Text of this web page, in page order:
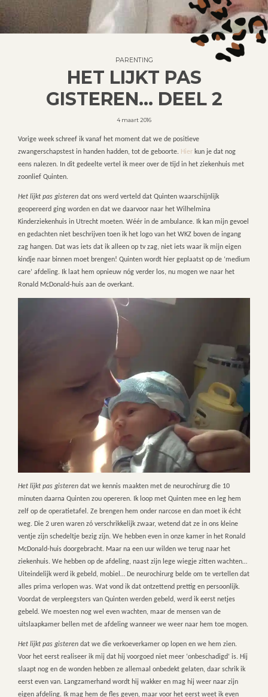
PARENTING
HET LIJKT PAS
GISTEREN… DEEL 2
4 maart 2016
Vorige week schreef ik vanaf het moment dat we de positieve
zwangerschapstest in handen hadden, tot de geboorte. Hier kun je dat nog
eens nalezen. In dit gedeelte vertel ik meer over de tijd in het ziekenhuis met
zoonlief Quinten.
Het lijkt pas gisteren dat ons werd verteld dat Quinten waarschijnlijk
geopereerd ging worden en dat we daarvoor naar het Wilhelmina
Kinderziekenhuis in Utrecht moeten. Wéér in de ambulance. Ik kan mijn gevoel
en gedachten niet beschrijven toen ik het logo van het WKZ boven de ingang
zag hangen. Dat was iets dat ik alleen op tv zag, niet iets waar ik mijn eigen
kindje naar binnen moet brengen! Quinten wordt hier geplaatst op de ‘medium
care’ afdeling. Ik laat hem opnieuw nóg verder los, nu mogen we naar het
Ronald McDonald-huis aan de overkant.
Het lijkt pas gisteren dat we kennis maakten met de neurochirurg die 10
minuten daarna Quinten zou opereren. Ik loop met Quinten mee en leg hem
zelf op de operatietafel. Ze brengen hem onder narcose en dan moet ik écht
weg. Die 2 uren waren zó verschrikkelijk zwaar, wetend dat ze in ons kleine
ventje zijn schedeltje bezig zijn. We hebben even in onze kamer in het Ronald
McDonald-huis doorgebracht. Maar na een uur wilden we terug naar het
ziekenhuis. We hebben op de afdeling, naast zijn lege wiegje zitten wachten…
Uiteindelijk werd ik gebeld, mobiel… De neurochirurg belde om te vertellen dat
alles prima verlopen was. Wat vond ik dat ontzettend prettig en persoonlijk.
Voordat de verpleegsters van Quinten werden gebeld, werd ik eerst netjes
gebeld. We moesten nog wel even wachten, maar de mensen van de
uitslaapkamer bellen met de afdeling wanneer we weer naar hem toe mogen.
Het lijkt pas gisteren dat we die verkoeverkamer op lopen en we hem zien.
Voor het eerst realiseer ik mij dat hij voorgoed niet meer ‘onbeschadigd’ is. Hij
slaapt nog en de wonden hebben ze allemaal onbedekt gelaten, daar schrik ik
eerst even van. Langzamerhand wordt hij wakker en mag hij weer naar zijn
eigen afdeling. Ik mag hem de fles geven, maar voor het eerst weet ik even